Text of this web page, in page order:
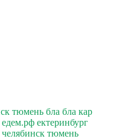
тюмень бла бла кар
ектеринбург
тюмень